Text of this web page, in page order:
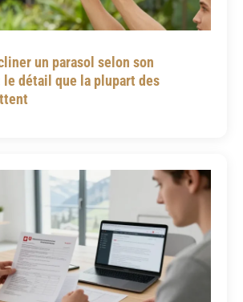
un parasol selon son
le détail que la plupart des